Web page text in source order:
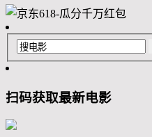
扫码获取最新电影